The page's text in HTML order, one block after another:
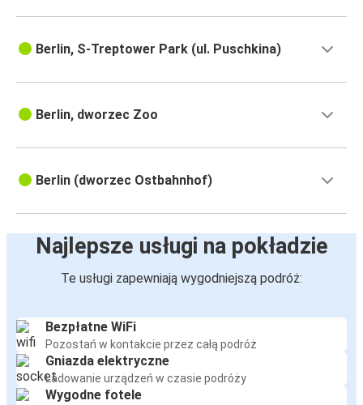
Berlin, S-Treptower Park (ul. Puschkina)
Berlin, dworzec Zoo
Berlin (dworzec Ostbahnhof)
Najlepsze usługi na pokładzie
Te usługi zapewniają wygodniejszą podróż:
Bezpłatne WiFi
Pozostań w kontakcie przez całą podróż
Gniazda elektryczne
Ładowanie urządzeń w czasie podróży
Wygodne fotele